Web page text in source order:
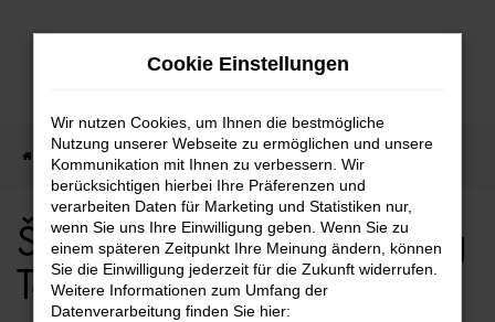
Zum
Startseite Hamburg Škoda Škoda Fabia für Hamburg Top Angebote
Škoda Fabia für Hamburg
Top Angebote
Cookie Einstellungen
Wir nutzen Cookies, um Ihnen die bestmögliche
Nutzung unserer Webseite zu ermöglichen und unsere
Kommunikation mit Ihnen zu verbessern. Wir
berücksichtigen hierbei Ihre Präferenzen und
verarbeiten Daten für Marketing und Statistiken nur,
wenn Sie uns Ihre Einwilligung geben. Wenn Sie zu
einem späteren Zeitpunkt Ihre Meinung ändern, können
Sie die Einwilligung jederzeit für die Zukunft widerrufen.
Weitere Informationen zum Umfang der
Datenverarbeitung finden Sie hier: